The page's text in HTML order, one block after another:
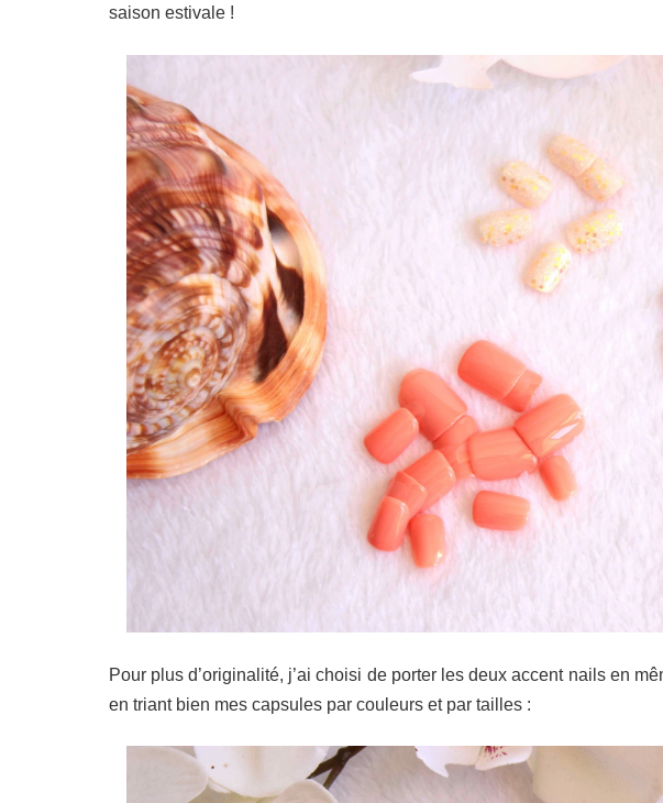
saison estivale !
Pour plus d’originalité, j’ai choisi de porter les deux accent nails en
en triant bien mes capsules par couleurs et par tailles :